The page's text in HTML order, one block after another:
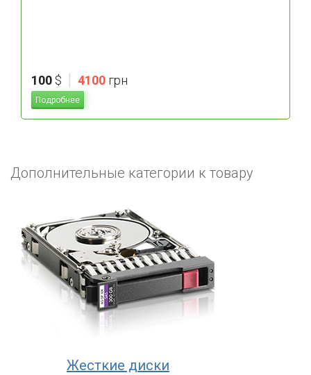
100 $ | 4100 грн
Подробнее
Дополнительные категории к товару
Жесткие диски